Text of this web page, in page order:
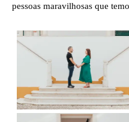
pessoas maravilhosas que